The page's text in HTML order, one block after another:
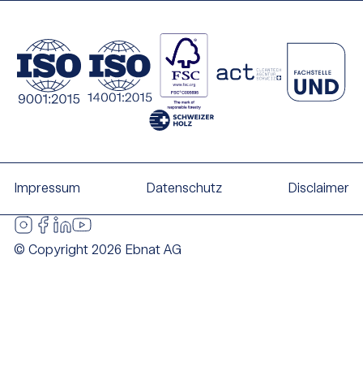
Impressum Datenschutz Disclaimer
© Copyright 2026 Ebnat AG